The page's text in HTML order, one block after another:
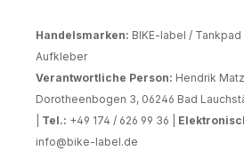
Handelsmarken: BIKE-label /
Aufkleber
Verantwortliche Person: Hendrik Matz
Dorotheenbogen 3, 06246 Bad
Tel.: +49 174 / 626 99 36 |
info@bike-label.de